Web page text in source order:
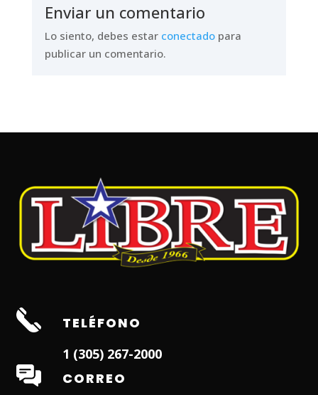
Enviar un comentario
Lo siento, debes estar conectadopara
publicar un comentario.
TELÉFONO
1 (305) 267-2000
CORREO